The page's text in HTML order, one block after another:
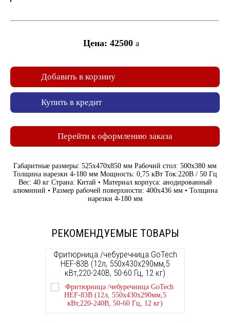
Цена: 42500 a
Добавить в корзину
Купить в кредит
Перейти к оформлению заказа
Габаритные размеры: 525х470х850 мм Рабочий стол: 500х380 мм
Толщина нарезки 4-180 мм Мощность: 0,75 кВт Ток:220В / 50 Гц
Вес: 40 кг Страна: Китай • Материал корпуса: анодированный
алюминий • Размер рабочей поверхности: 400х436 мм • Толщина
нарезки 4-180 мм
РЕКОМЕНДУЕМЫЕ ТОВАРЫ
Фритюрница /чебуречница GoTech
HEF-83B (12л, 550х430х290мм,5
кВт,220-240В, 50-60 Гц, 12 кг)